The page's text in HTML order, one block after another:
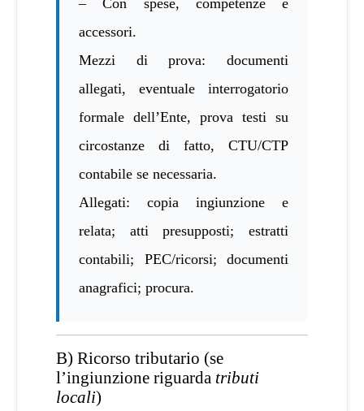
– Con spese, competenze e
accessori.
Mezzi di prova: documenti
allegati, eventuale interrogatorio
formale dell’Ente, prova testi su
circostanze di fatto, CTU/CTP
contabile se necessaria.
Allegati: copia ingiunzione e
relata; atti presupposti; estratti
contabili; PEC/ricorsi; documenti
anagrafici; procura.
B) Ricorso tributario (se
l’ingiunzione riguarda tributi
locali)